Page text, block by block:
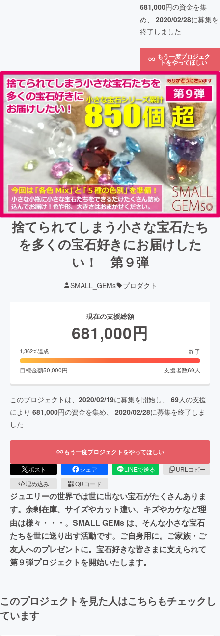
681,000円の資金を集
め、 2020/02/28に募集を
終了しました
もう一度プロジェク
トをやってほしい
捨てられてしまう小さな宝石たち
を多くの宝石好きにお届けした
い！ 第９弾
SMALL_GEMs プロダクト
現在の支援総額
681,000円
1,362%達成 終了
目標金額50,000円 支援者数69 人
このプロジェクトは、 2020/02/19に募集を開始し、 69人の支援
により 681,000円の資金を集め、 2020/02/28に募集を終了しま
した
もう一度プロジェクトをやってほしい
ポスト シェア LINEで送る
URLコピー
埋め込み
QRコード
ジュエリーの世界では世に出ない宝石がたくさんありま
す。余剰在庫、サイズやカット違い、キズやカケなど理
由は様々・・・。SMALL GEMs は、そんな小さな宝石
たちを世に送り出す活動です。ご自身用に。ご家族・ご
友人へのプレゼントに。宝石好きな皆さまに支えられて
第９弾プロジェクトを開始いたします。
このプロジェクトを見た人はこちらもチェックし
ています